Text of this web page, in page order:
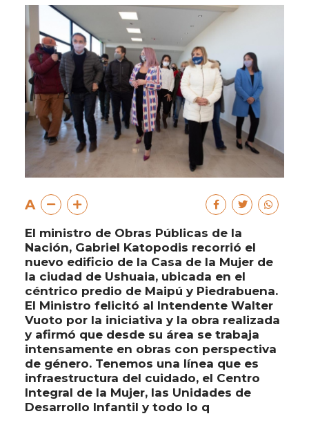
A
El ministro de Obras Públicas de la
Nación, Gabriel Katopodis recorrió el
nuevo edificio de la Casa de la Mujer de
la ciudad de Ushuaia, ubicada en el
céntrico predio de Maipú y Piedrabuena.
El Ministro felicitó al Intendente Walter
Vuoto por la iniciativa y la obra realizada
y afirmó que desde su área se trabaja
intensamente en obras con perspectiva
de género. Tenemos una línea que es
infraestructura del cuidado, el Centro
Integral de la Mujer, las Unidades de
Desarrollo Infantil y todo lo q